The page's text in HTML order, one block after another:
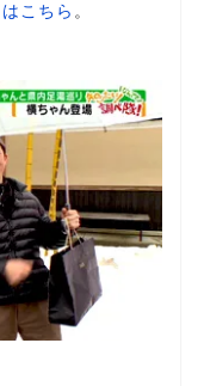
こちら 。